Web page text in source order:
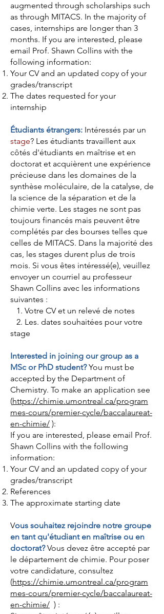
augmented through scholarships such
as through MITACS. In the majority of
cases, internships are longer than 3
months. If you are interested, please
email Prof. Shawn Collins with the
following information:
Your CV and an updated copy of your
grades/transcript
The dates requested for your
internship
Étudiants étrangers: Intéressés par un
stage? Les étudiants travaillent aux
côtés d'étudiants en maîtrise et en
doctorat et acquièrent une expérience
précieuse dans les domaines de la
synthèse moléculaire, de la catalyse, de
la science de la séparation et de la
chimie verte. Les stages ne sont pas
toujours financés mais peuvent être
complétés par des bourses telles que
celles de MITACS. Dans la majorité des
cas, les stages durent plus de trois
mois. Si vous êtes intéressé(e), veuillez
envoyer un courriel au professeur
Shawn Collins avec les informations
suivantes :
1. Votre CV et un relevé de notes
2. Les. dates souhaitées pour votre
stage
Interested in joining our group as a
MSc or PhD student?You must be
accepted by the Department of
Chemistry. To make an application see
(https://chimie.umontreal.ca/program
mes-cours/premier-cycle/baccalaureat-
en-chimie/ ):
If you are interested, please email Prof.
Shawn Collins with the following
information:
Your CV and an updated copy of your
grades/transcript
References
The approximate starting date
Vous souhaitez rejoindre notre groupe
en tant qu'étudiant en maîtrise ou en
doctorat?Vous devez être accepté par
le département de chimie. Pour poser
votre candidature, consultez
(https://chimie.umontreal.ca/program
mes-cours/premier-cycle/baccalaureat-
en-chimie/ ) :